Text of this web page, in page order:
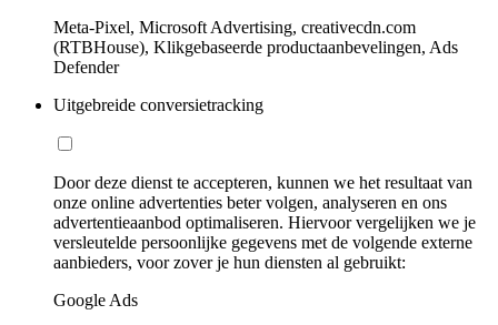
Meta-Pixel, Microsoft Advertising, creativecdn.com
(RTBHouse), Klikgebaseerde productaanbevelingen, Ads
Defender
Uitgebreide conversietracking
Door deze dienst te accepteren, kunnen we het resultaat van
onze online advertenties beter volgen, analyseren en ons
advertentieaanbod optimaliseren. Hiervoor vergelijken we je
versleutelde persoonlijke gegevens met de volgende externe
aanbieders, voor zover je hun diensten al gebruikt:
Google Ads